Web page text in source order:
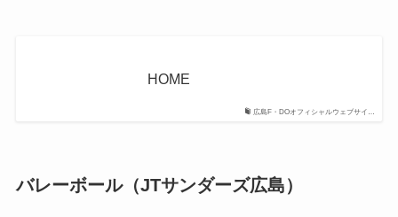
広島F・DOオフィシャルウェブサイ…
HOME
バレーボール（JTサンダーズ広島）